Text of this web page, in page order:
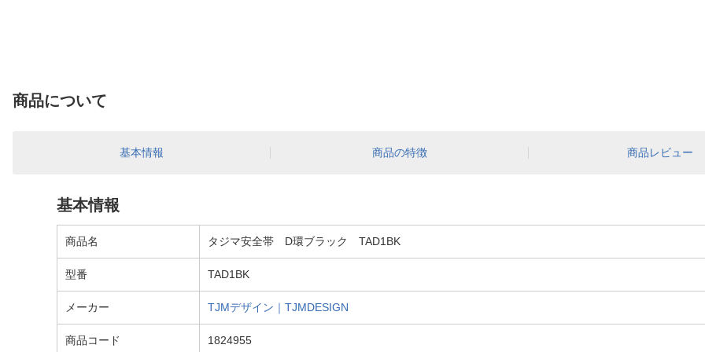
商品について
基本情報 商品の特徴 商品レビュー
基本情報
商品名 タジマ安全帯 D環ブラック TAD1BK
型番 TAD1BK
メーカー TJMデザイン｜TJMDESIGN
商品コード 1824955